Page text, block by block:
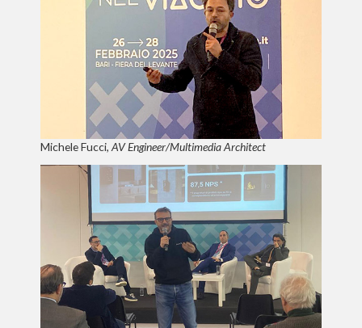
Michele Fucci,AV Engineer/Multimedia Architect